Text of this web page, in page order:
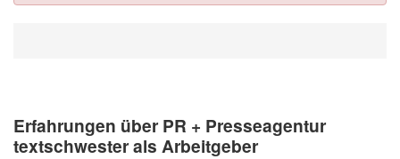
Erfahrungen über PR + Presseagentur
textschwester als Arbeitgeber